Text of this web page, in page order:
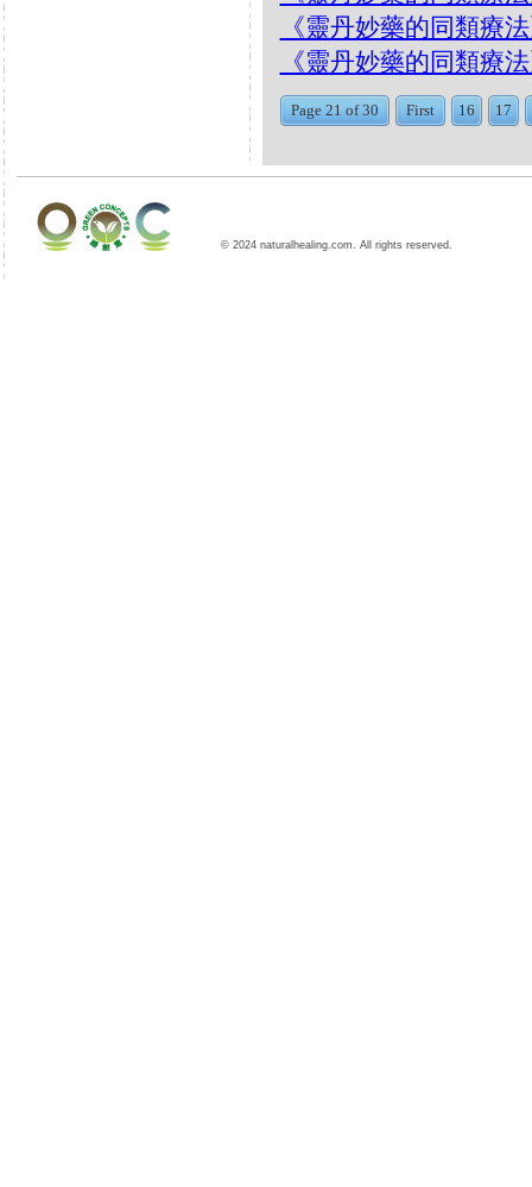
《靈丹妙藥的同類療
《靈丹妙藥的同類療
Page 21 of 30 First 16 17
© 2024 naturalhealing.com. All rights reserved.